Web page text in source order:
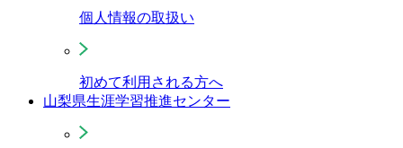
個人情報の取扱い
初めて利用される方へ
山梨県生涯学習推進センター